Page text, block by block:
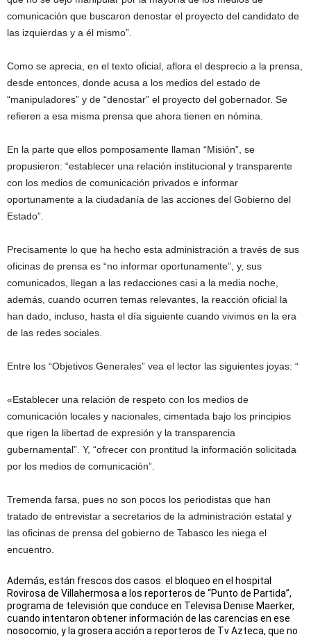
comunicación que buscaron denostar el proyecto del candidato de
las izquierdas y a él mismo”.
Como se aprecia, en el texto oficial, aflora el desprecio a la prensa,
desde entonces, donde acusa a los medios del estado de
“manipuladores” y de “denostar” el proyecto del gobernador. Se
refieren a esa misma prensa que ahora tienen en nómina.
En la parte que ellos pomposamente llaman “Misión”, se
propusieron: “establecer una relación institucional y transparente
con los medios de comunicación privados e informar
oportunamente a la ciudadanía de las acciones del Gobierno del
Estado”.
Precisamente lo que ha hecho esta administración a través de sus
oficinas de prensa es “no informar oportunamente”, y, sus
comunicados, llegan a las redacciones casi a la media noche,
además, cuando ocurren temas relevantes, la reacción oficial la
han dado, incluso, hasta el día siguiente cuando vivimos en la era
de las redes sociales.
Entre los “Objetivos Generales” vea el lector las siguientes joyas: “
«Establecer una relación de respeto con los medios de
comunicación locales y nacionales, cimentada bajo los principios
que rigen la libertad de expresión y la transparencia
gubernamental”. Y, “ofrecer con prontitud la información solicitada
por los medios de comunicación”.
Tremenda farsa, pues no son pocos los periodistas que han
tratado de entrevistar a secretarios de la administración estatal y
las oficinas de prensa del gobierno de Tabasco les niega el
encuentro.
Además, están frescos dos casos: el bloqueo en el hospital
Rovirosa de Villahermosa a los reporteros de “Punto de Partida”,
programa de televisión que conduce en Televisa Denise Maerker,
cuando intentaron obtener información de las carencias en ese
nosocomio, y la grosera acción a reporteros de Tv Azteca, que no